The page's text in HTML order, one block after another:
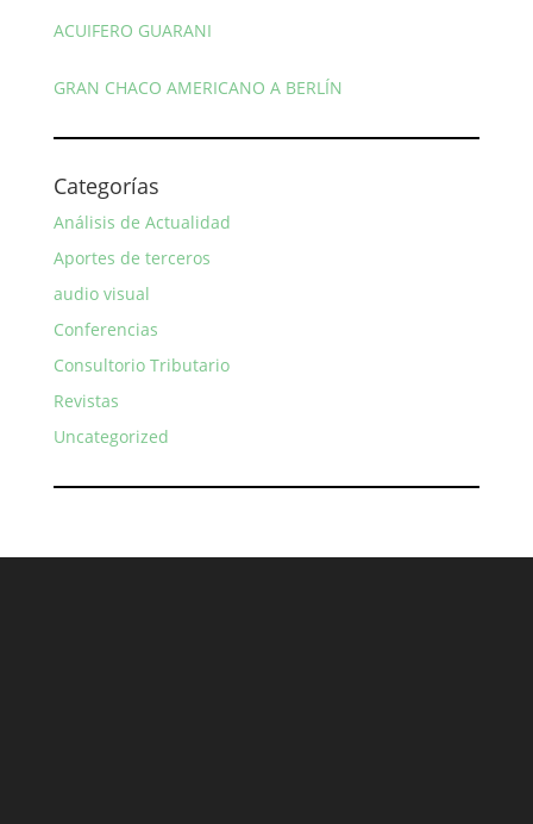
ACUIFERO GUARANI
GRAN CHACO AMERICANO A BERLÍN
Categorías
Análisis de Actualidad
Aportes de terceros
audio visual
Conferencias
Consultorio Tributario
Revistas
Uncategorized